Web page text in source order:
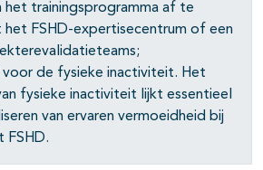
het trainingsprogramma af te
het FSHD-expertisecentrum of een
voor de fysieke inactiviteit. Het
fysieke inactiviteit lijkt essentieel
van ervaren vermoeidheid bij
FSHD.